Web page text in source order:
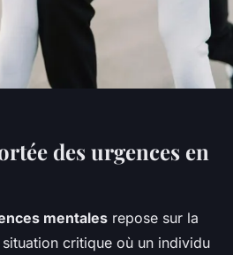
des urgences en
mentales repose sur la
situation critique où un individu